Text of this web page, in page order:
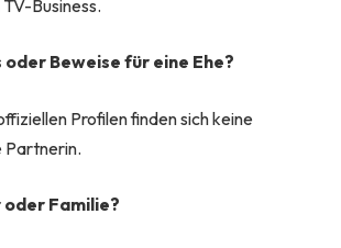
Business.
Beweise für eine Ehe?
Profilen finden sich keine
Partnerin.
Familie?